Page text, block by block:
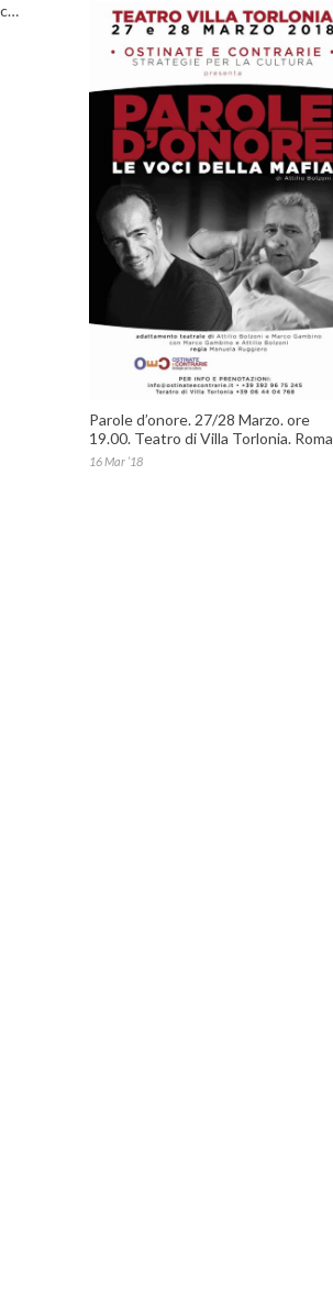
Parole d’onore. 27/28 Marzo. ore
19.00. Teatro di Villa Torlonia. Roma
16 Mar ’18